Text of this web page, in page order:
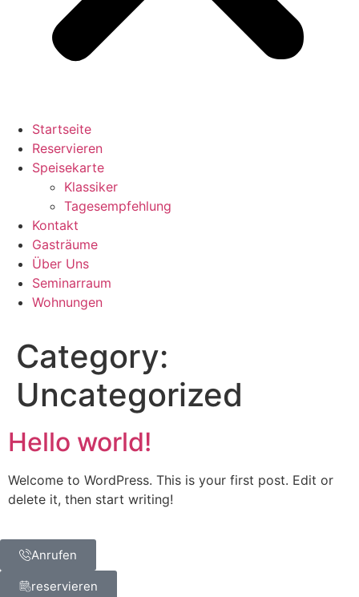
Startseite
Reservieren
Speisekarte
Klassiker
Tagesempfehlung
Kontakt
Gasträume
Über Uns
Seminarraum
Wohnungen
Category:
Uncategorized
Hello world!
Welcome to WordPress. This is your first post. Edit or
delete it, then start writing!
Anrufen
reservieren